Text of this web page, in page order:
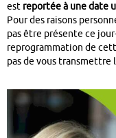
est reportée à une date
Pour des raisons
pas être présente ce
reprogrammation de
pas de vous transmettre